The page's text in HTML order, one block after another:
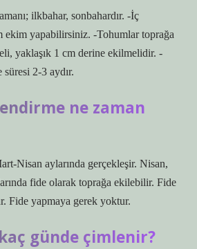
ilkbahar, sonbahardır. -İç
ekim yapabilirsiniz. -Tohumlar toprağa
yaklaşık 1 cm derine ekilmelidir. -
2-3 aydır.
ne zaman
Nisan aylarında gerçekleşir. Nisan,
fide olarak toprağa ekilebilir. Fide
Fide yapmaya gerek yoktur.
günde çimlenir?